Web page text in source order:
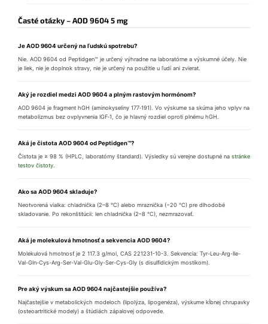
Časté otázky – AOD 9604 5 mg
Je AOD 9604 určený na ľudskú spotrebu?
Nie. AOD 9604 od Peptidgen™ je určený výhradne na laboratórne a výskumné účely. Nie
je liek, nie je doplnok stravy, nie je určený na použitie u ľudí ani zvierat.
Aký je rozdiel medzi AOD 9604 a plným rastovým hormónom?
AOD 9604 je fragment hGH (aminokyseliny 177‑191). Vo výskume sa skúma jeho vplyv na
metabolizmus bez ovplyvnenia IGF‑1, čo je hlavný rozdiel oproti plnému hGH.
Aká je čistota AOD 9604 od Peptidgen™?
Čistota je ≥ 98 % (HPLC, laboratórny štandard). Výsledky sú verejne dostupné na stránke
testov čistoty
Ako sa AOD 9604 skladuje?
Neotvorená vialka: chladnička (2–8 °C) alebo mraznička (−20 °C) pre dlhodobé
skladovanie. Po rekonštitúcii: len chladnička (2–8 °C), nezmrazovať.
Aká je molekulová hmotnosť a sekvencia AOD 9604?
Molekulová hmotnosť je 2 117.3 g/mol, CAS 221231-10-3. Sekvencia: Tyr-Leu-Arg-Ile-
Val-Gln-Cys-Arg-Ser-Val-Glu-Gly-Ser-Cys-Gly (s disulfidickým mostíkom).
Pre aký výskum sa AOD 9604 najčastejšie používa?
Najčastejšie v metabolických modeloch (lipolýza, lipogenéza), výskume kĺbnej chrupavky
(osteoartritické modely) a štúdiách zápalovej odpovede.